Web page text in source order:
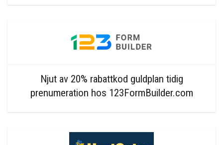
Njut av 20% rabattkod guldplan tidig
prenumeration hos 123FormBuilder.com